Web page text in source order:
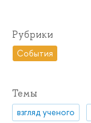
Рубрики
События
Темы
взгляд ученого